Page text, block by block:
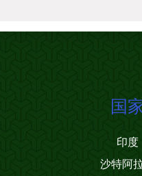
国
印度
沙特阿